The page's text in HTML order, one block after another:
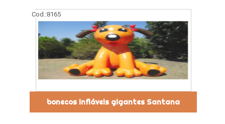
Cod.:8165
bonecos infláveis gigantes Santana